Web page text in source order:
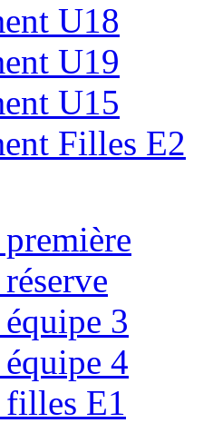
U18
U19
U15
Filles E2
3
4
E1